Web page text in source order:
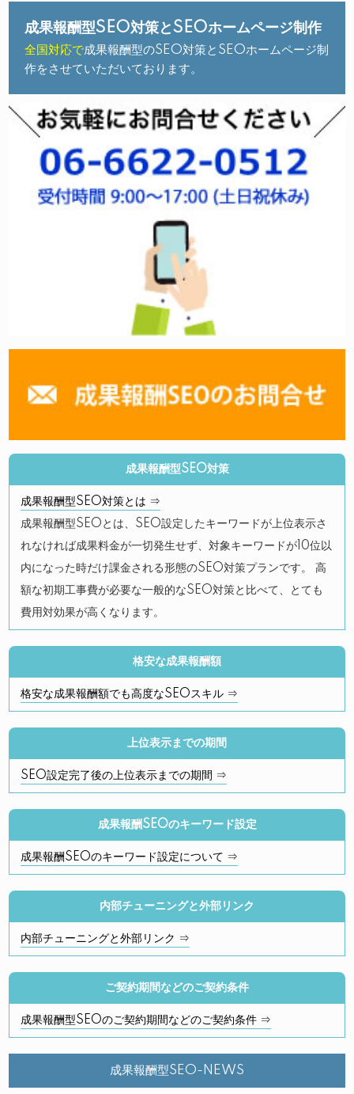
成果報酬型SEO対策とSEOホームページ制作
全国対応で成果報酬型のSEO対策とSEOホームページ制
作をさせていただいております。
成果報酬型SEO対策
成果報酬型SEO対策とは ⇒
成果報酬型SEOとは、SEO設定したキーワードが上位表示さ
れなければ成果料金が一切発生せず、対象キーワードが10位以
内になった時だけ課金される形態のSEO対策プランです。 高
額な初期工事費が必要な一般的なSEO対策と比べて、とても
費用対効果が高くなります。
格安な成果報酬額
格安な成果報酬額でも高度なSEOスキル ⇒
上位表示までの期間
SEO設定完了後の上位表示までの期間 ⇒
成果報酬SEOのキーワード設定
成果報酬SEOのキーワード設定について ⇒
内部チューニングと外部リンク
内部チューニングと外部リンク ⇒
ご契約期間などのご契約条件
成果報酬型SEOのご契約期間などのご契約条件 ⇒
成果報酬型SEO-NEWS